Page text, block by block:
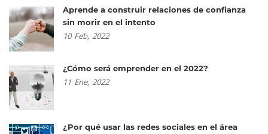
Aprende a construir relaciones de confianza
sin morir en el intento
10 Feb, 2022
¿Cómo será emprender en el 2022?
11 Ene, 2022
¿Por qué usar las redes sociales en el área